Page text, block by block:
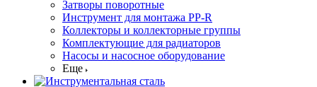
Затворы поворотные
Инструмент для монтажа PP-R
Коллекторы и коллекторные группы
Комплектующие для радиаторов
Насосы и насосное оборудование
Еще